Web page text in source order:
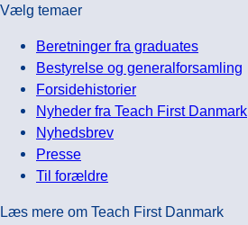
Vælg temaer
Beretninger fra graduates
Bestyrelse og generalforsamling
Forsidehistorier
Nyheder fra Teach First Danmark
Nyhedsbrev
Presse
Til forældre
Læs mere om Teach First Danmark